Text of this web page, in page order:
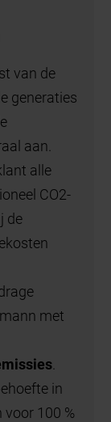
van de
generaties
aan.
alle
CO2-
de
met
in
100 %